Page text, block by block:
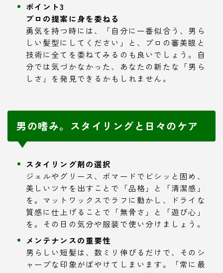
ポイント3
プロの提案に身を委ねる
勇気を持つ時には、「自分に一番似合う、男ら
しい髪型にしてください」と、プロの審美眼と
技術に全てを委ねてみるのも良いでしょう。自
分では気づかなかった、あなたの新たな「男ら
しさ」を発見できるかもしれません。
男の嗜み。スタイリングと日々のケア
スタイリング剤の選択
ジェルやグリース、ポマードでビシッと固め、
美しいツヤを出すことで「品格」と「清潔感」
を。マットワックスでラフに動かし、ドライな
質感に仕上げることで「無骨さ」と「遊び心」
を。その日の気分や服装で使い分けましょう。
メンテナンスの重要性
男らしい短髪は、数ミリ伸びるだけで、そのシ
ャープな印象がぼやけてしまいます。「常に最